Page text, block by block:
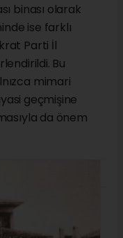
binası olarak
ise farklı
Parti İl
Bu
mimari
geçmişine
da önem